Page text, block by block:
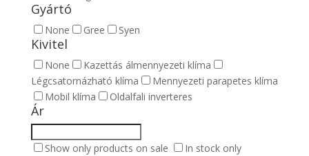
Gyártó
None Gree Syen
Kivitel
None
Kazettás álmennyezeti klíma
Légcsatornázható klíma
Mennyezeti parapetes klíma
Mobil klíma
Oldalfali inverteres
Ár
Show only products on sale In stock only